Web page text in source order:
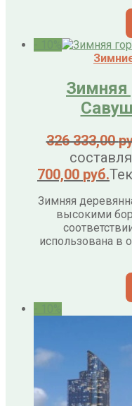
Зимняя
326 333,00
700,00 руб.
Зимняя
высокими
использована в